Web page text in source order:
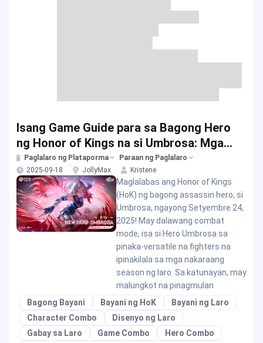
Isang Game Guide para sa Bagong Hero
ng Honor of Kings na si Umbrosa: Mga
Kasanayan at Rewards
Paglalaro ng Plataporma
Paraan ng Paglalaro
2025-09-18
JollyMax Kristene
Maglalabas ang Honor of Kings
(HoK) ng bagong assassin hero, si
Umbrosa, ngayong Setyembre 24,
2025! May dalawang combat
mode, isa si Hero Umbrosa sa
pinaka-versatile na fighters na
ipinakilala sa mga nakaraang
season ng laro. Sa katunayan, may
malungkot na pinagmulan
Bagong Bayani
Bayani ng HoK
Bayani ng Laro
Character Combo
Disenyo ng Laro
Gabay sa Laro
Game Combo
Hero Combo